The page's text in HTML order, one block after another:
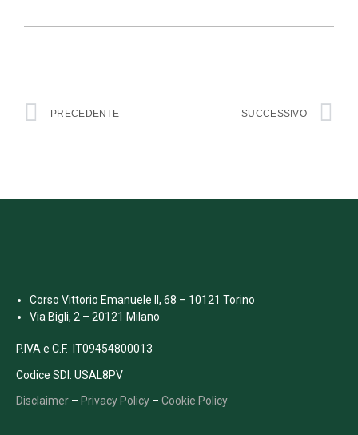
PRECEDENTE SUCCESSIVO
Corso Vittorio Emanuele II, 68 – 10121 Torino
Via Bigli, 2 – 20121 Milano
P.IVA e C.F. IT09454800013
Codice SDI: USAL8PV
Disclaimer – Privacy Policy – Cookie Policy